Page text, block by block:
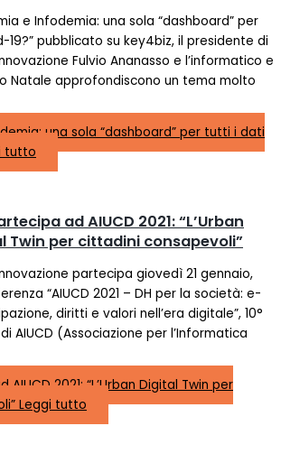
e Infodemia: una sola “dashboard” per
pubblicato su key4biz, il presidente di
Fulvio Ananasso e l’informatico e
Natale approfondiscono un tema molto
una sola “dashboard” per tutti i dati
tutto
ad AIUCD 2021: “L’Urban
Twin per cittadini consapevoli”
partecipa giovedì 21 gennaio,
“AIUCD 2021 – DH per la società: e-
diritti e valori nell’era digitale”, 10°
AIUCD (Associazione per l’Informatica
AIUCD 2021: “L’Urban Digital Twin per
Leggi tutto